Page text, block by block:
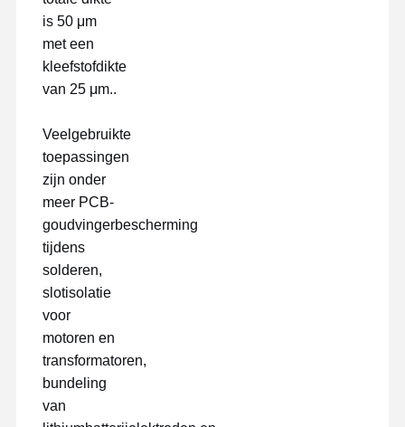
is 50 μm
met een
kleefstofdikte
van 25 μm..
Veelgebruikte
toepassingen
zijn onder
meer PCB-
goudvingerbescherming
tijdens
solderen,
slotisolatie
voor
motoren en
transformatoren,
bundeling
van